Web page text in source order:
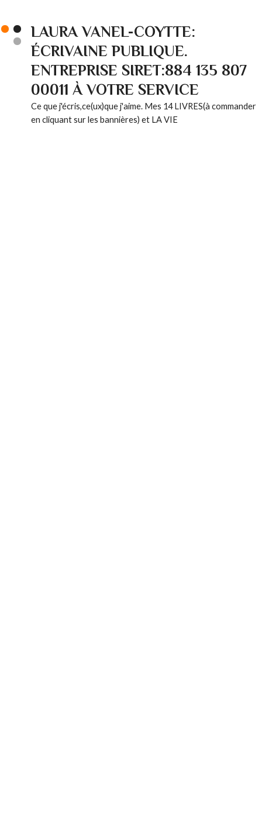
LAURA VANEL-COYTTE:
ÉCRIVAINE PUBLIQUE.
ENTREPRISE SIRET:884 135 807
00011 À VOTRE SERVICE
Ce que j'écris,ce(ux)que j'aime. Mes 14 LIVRES(à commander
en cliquant sur les bannières) et LA VIE